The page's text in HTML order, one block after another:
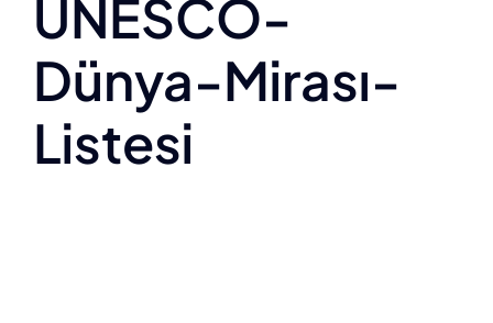
UNESCO-
Dünya-Mirası-
Listesi